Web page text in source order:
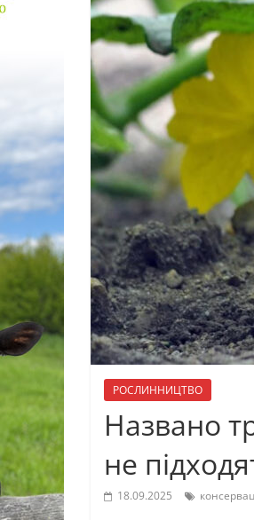
РОСЛИННИЦТВО
Названо
не
18.09.2025